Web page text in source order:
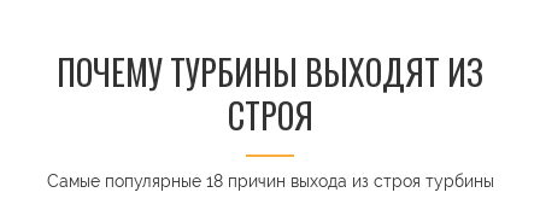
ПОЧЕМУ ТУРБИНЫ ВЫХОДЯТ ИЗ
СТРОЯ
Самые популярные 18 причин выхода из строя турбины